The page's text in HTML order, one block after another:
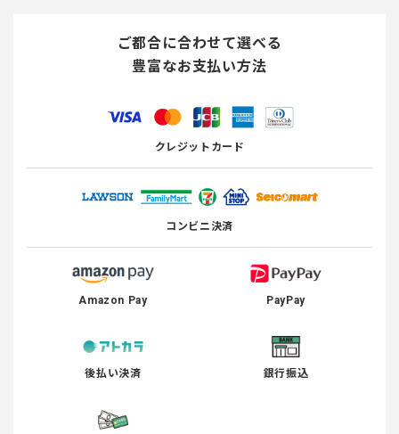
ご都合に合わせて選べる
豊富なお支払い方法
クレジットカード
コンビニ決済
Amazon Pay PayPay
後払い決済 銀行振込